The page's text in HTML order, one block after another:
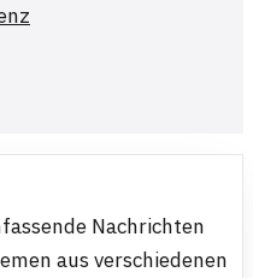
Nachrichten
aus verschiedenen